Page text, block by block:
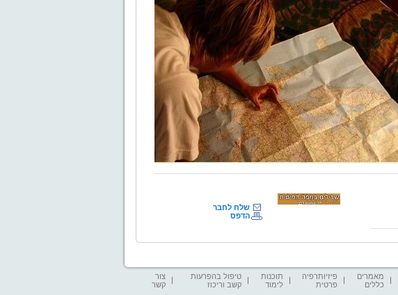
שלח לחבר
הדפס
מאמרים
כללים
פיזיותרפיה
פרטית
תוכנות
לימוד
טיפול בהפרעות
קשב וריכוז
צור
קשר